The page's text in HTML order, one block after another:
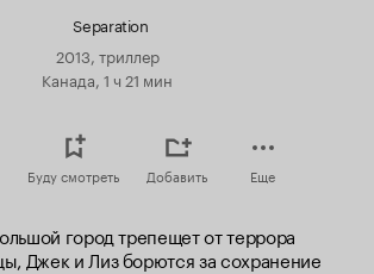
Separation
2013, триллер
Канада, 1 ч 21 мин
Буду смотреть Добавить Еще
город трепещет от террора
Джек и Лиз борются за сохранение